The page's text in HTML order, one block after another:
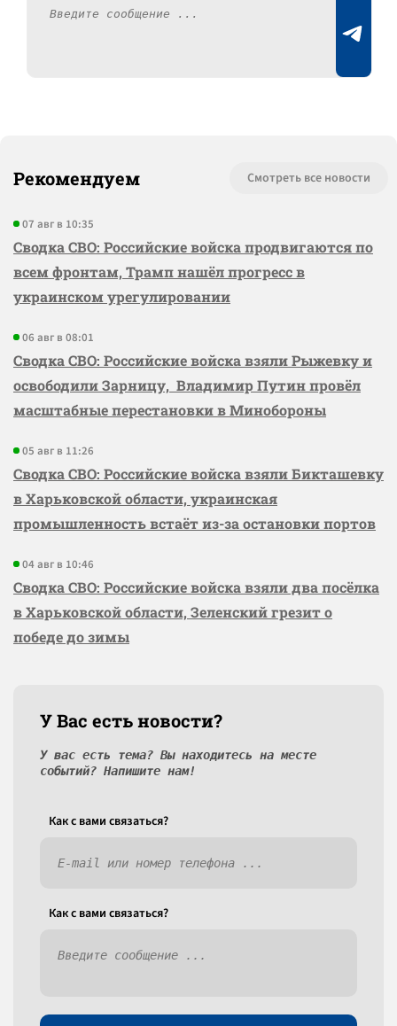
Рекомендуем Смотреть все новости
07 авг в 10:35
Сводка СВО: Российские войска продвигаются по
всем фронтам, Трамп нашёл прогресс в
украинском урегулировании
06 авг в 08:01
Сводка СВО: Российские войска взяли Рыжевку и
освободили Зарницу, Владимир Путин провёл
масштабные перестановки в Минобороны
05 авг в 11:26
Сводка СВО: Российские войска взяли Бикташевку
в Харьковской области, украинская
промышленность встаёт из-за остановки портов
04 авг в 10:46
Сводка СВО: Российские войска взяли два посёлка
в Харьковской области, Зеленский грезит о
победе до зимы
У Вас есть новости?
У вас есть тема? Вы находитесь на месте
событий? Напишите нам!
Как c вами связаться?
Как c вами связаться?